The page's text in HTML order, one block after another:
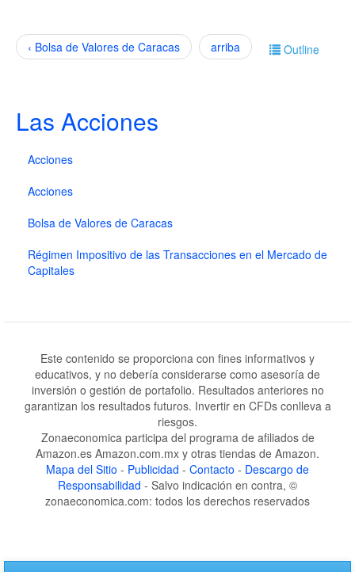
Outline
‹ Bolsa de Valores de Caracas arriba
Las Acciones
Acciones
Acciones
Bolsa de Valores de Caracas
Régimen Impositivo de las Transacciones en el Mercado de
Capitales
Este contenido se proporciona con fines informativos y
educativos, y no debería considerarse como asesoría de
inversión o gestión de portafolio. Resultados anteriores no
garantizan los resultados futuros. Invertir en CFDs conlleva a
riesgos.
Zonaeconomica participa del programa de afiliados de
Amazon.es Amazon.com.mx y otras tiendas de Amazon.
Mapa del Sitio - Publicidad - Contacto - Descargo de
Responsabilidad - Salvo indicación en contra, ©
zonaeconomica.com: todos los derechos reservados